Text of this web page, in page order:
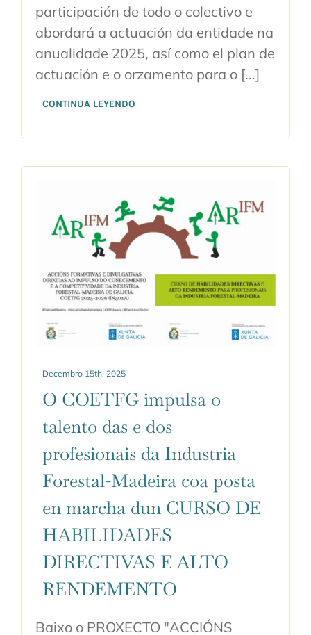
participación de todo o colectivo e
abordará a actuación da entidade na
anualidade 2025, así como el plan de
actuación e o orzamento para o [...]
CONTINUA LEYENDO
Decembro 15th, 2025
O COETFG impulsa o
talento das e dos
profesionais da Industria
Forestal-Madeira coa posta
en marcha dun CURSO DE
HABILIDADES
DIRECTIVAS E ALTO
RENDEMENTO
Baixo o PROXECTO "ACCIÓNS